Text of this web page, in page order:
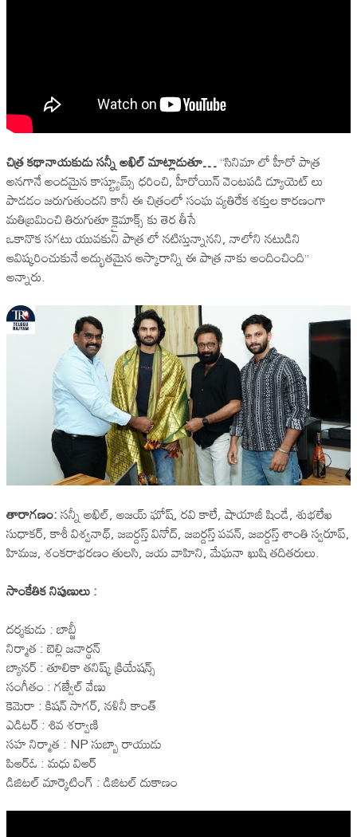
చిత్ర కథానాయకుడు సన్నీ అఖిల్ మాట్లాడుతూ…“సినిమా లో హీరో పాత్ర
అనగానే అందమైన కాస్ట్యూమ్స్ ధరించి, హీరోయిన్ వెంటపడి డ్యూయెట్ లు
పాడడం జరుగుతుందని కానీ ఈ చిత్రంలో సంఘ వ్యతిరేక శక్తుల కారణంగా
మతిబ్రమించి తిరుగుతూ క్లైమాక్స్ కు తెర తీసే
ఒకానొక సగటు యువకుని పాత్ర లో నటిస్తున్నానని, నాలోని నటుడిని
ఆవిష్కరించుకునే అద్భుతమైన ఆస్కారాన్ని ఈ పాత్ర నాకు అందించింది”
అన్నారు.
తారాగణం:సన్నీ అఖిల్, అజయ్ ఘోష్, రవి కాలే, షాయాజీ షిండే, శుభలేఖ
సుధాకర్, కాశీ విశ్వనాథ్, జబర్దస్త్ వినోద్, జబర్దస్త్ పవన్, జబర్దస్త్ శాంతి స్వరూప్,
హిమజ, శంకరాభరణం తులసి, జయ వాహిని, మేఘనా ఖుషి తదితరులు.
సాంకేతిక నిపుణులు :
దర్శకుడు : బాబ్జీ
నిర్మాత : బెల్లి జనార్థన్
బ్యానర్ : తూలికా తనిష్క్ క్రియేషన్స్
సంగీతం : గజ్వేల్ వేణు
కెమెరా : కిషన్ సాగర్, నళినీ కాంత్
ఎడిటర్ : శివ శర్వాణి
సహ నిర్మాత : NP సుబ్బా రాయుడు
పిఆర్ఓ : మధు విఆర్
డిజిటల్ మార్కెటింగ్ : డిజిటల్ దుకాణం